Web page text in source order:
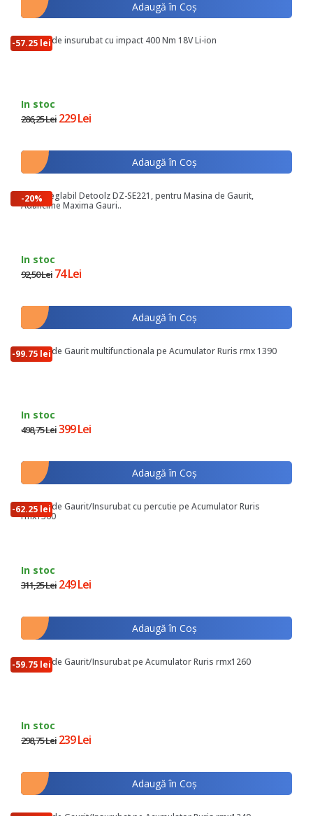
Adaugă în Coş
-57.25 lei
Masina de insurubat cu impact 400 Nm 18V Li-ion
In stoc
286,25 Lei 229 Lei
Adaugă în Coş
-20%
Stativ Reglabil Detoolz DZ-SE221, pentru Masina de Gaurit,
Adancime Maxima Gauri..
In stoc
92,50 Lei 74 Lei
Adaugă în Coş
-99.75 lei
Masina de Gaurit multifunctionala pe Acumulator Ruris rmx 1390
In stoc
498,75 Lei399 Lei
Adaugă în Coş
-62.25 lei
Masina de Gaurit/Insurubat cu percutie pe Acumulator Ruris
rmx1360
In stoc
311,25 Lei 249 Lei
Adaugă în Coş
-59.75 lei
Masina de Gaurit/Insurubat pe Acumulator Ruris rmx1260
In stoc
298,75 Lei 239 Lei
Adaugă în Coş